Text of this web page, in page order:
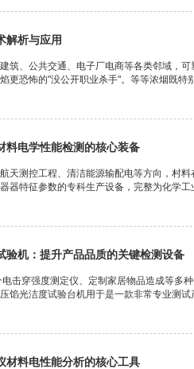
解析与应用
筑、公共交通、电子厂电商等各类邻域，
更恐怖的"没公开职业杀手"。等等浓烟既特
料电学性能检测的核心装备
天测控工程、清洁能源输配电等方向，村
器特征参数的专科生产设备，完整为化学
验机：提升产品品质的关键检测设备
击穿强度测定仪、定制家居物品造成等多
馅光洁度试验台机用于是一款非常专业测
材料电性能分析的核心工具